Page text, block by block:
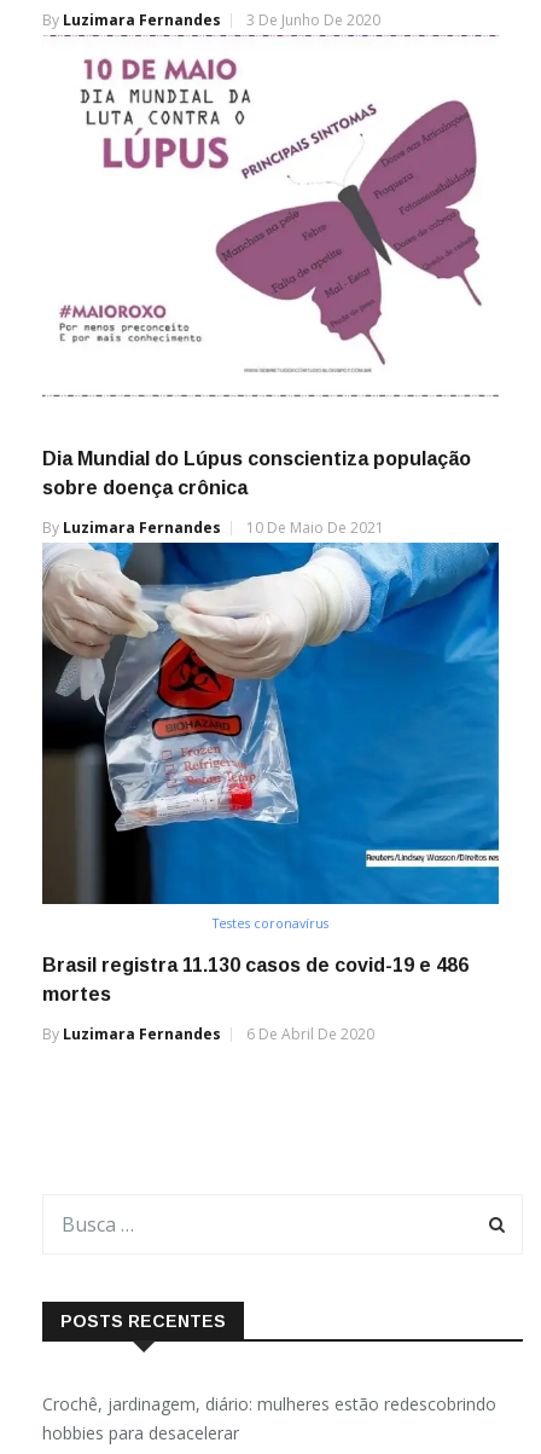
By Luzimara Fernandes 3 De Junho De 2020
Dia Mundial do Lúpus conscientiza população
sobre doença crônica
By Luzimara Fernandes 10 De Maio De 2021
Testes coronavírus
Brasil registra 11.130 casos de covid-19 e 486
mortes
By Luzimara Fernandes 6 De Abril De 2020
POSTS RECENTES
Crochê, jardinagem, diário: mulheres estão redescobrindo
hobbies para desacelerar